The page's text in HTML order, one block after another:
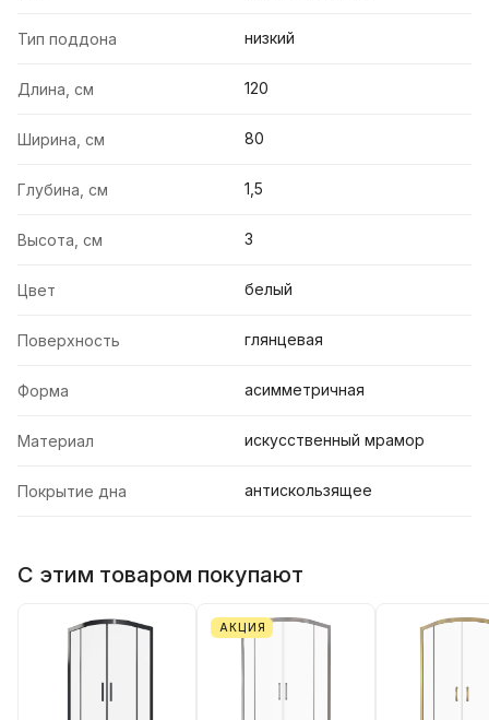
Тип поддона низкий
Длина, см 120
Ширина, см 80
Глубина, см 1,5
Высота, см 3
Цвет белый
Поверхность глянцевая
Форма асимметричная
Материал искусственный мрамор
Покрытие дна антискользящее
С этим товаром покупают
АКЦИЯ